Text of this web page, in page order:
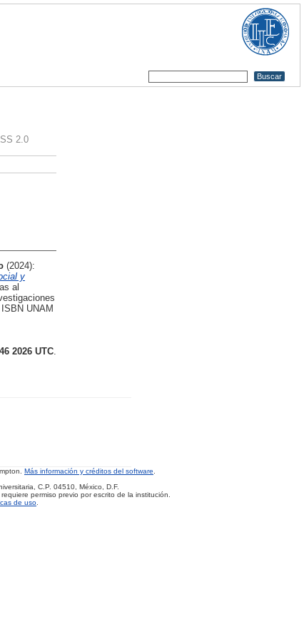
2.0
(2024):
y
al
UNAM
2026 UTC
Más información y créditos del software
C.P. 04510, México, D.F.
permiso previo por escrito de la institución.
de uso